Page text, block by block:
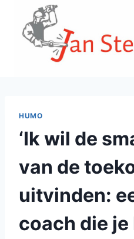
Doorgaan
inhoud
HUMO
‘Ik wil de
van de
uitvinden:
coach die